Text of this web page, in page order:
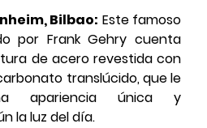
Bilbao: Este famoso
por Frank Gehry cuenta
de acero revestida con
translúcido, que le
apariencia única y
la luz del día.